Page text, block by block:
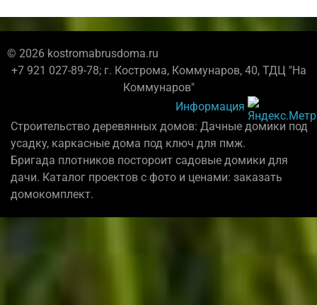
© 2026 kostromabrusdoma.ru
+7 921 027-89-78; г. Кострома, Коммунаров, 40, ТДЦ "На
Коммунаров"
Информация
Строительство деревянных домов: Дачные домики под
усадку, каркасные дома под ключ для пмж.
Бригада плотников постороит садовые домики для
дачи. Каталог проектов с фото и ценами: заказать
домокомплект.